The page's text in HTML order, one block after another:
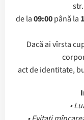
de la09:00până la
Dacă ai vîrsta
act de identitate,
•